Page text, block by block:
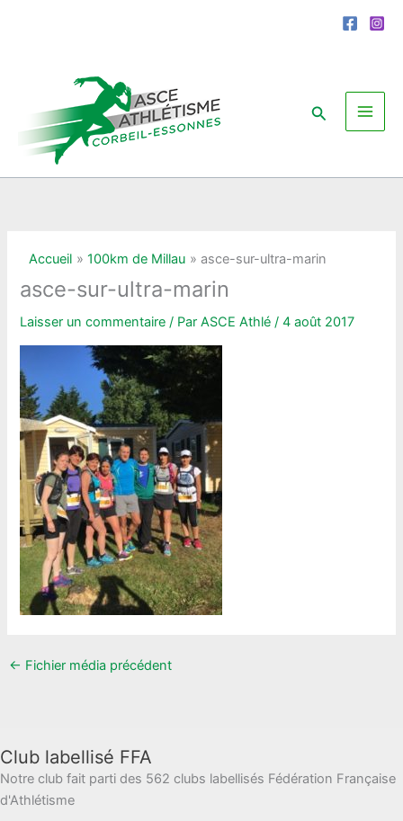
Rechercher
Accueil 100km de Millau asce-sur-ultra-marin
asce-sur-ultra-marin
Laisser un commentaire / ParASCE Athlé/4 août 2017
← Fichier média précédent
Club labellisé FFA
Notre club fait parti des 562 clubs labellisés Fédération Française
d'Athlétisme